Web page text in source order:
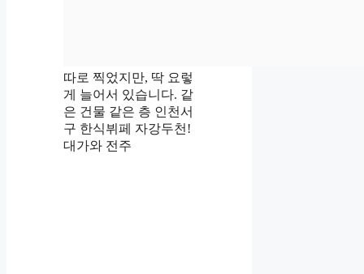
따로 찍었지만, 딱 요렇
게 늘어서 있습니다. 같
은 건물 같은 층 인천서
구 한식뷔페 자강두천!
대가와 전주